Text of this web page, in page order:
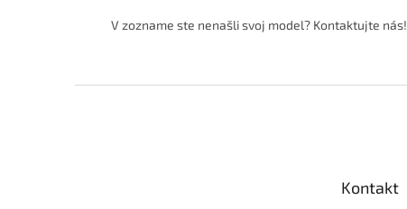
V zozname ste nenašli svoj model? Kontaktujte nás!
Kontakt